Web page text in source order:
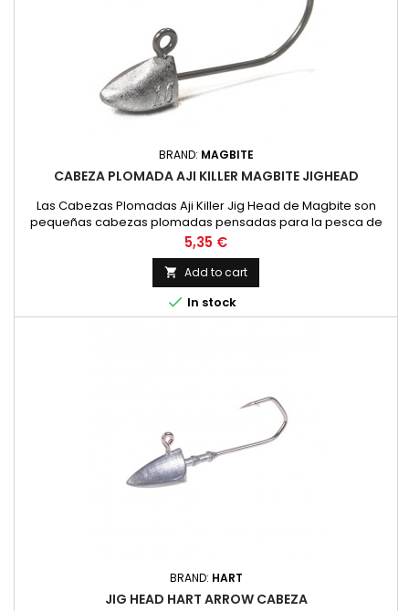
BRAND: MAGBITE
CABEZA PLOMADA AJI KILLER MAGBITE JIGHEAD
Las Cabezas Plomadas Aji Killer Jig Head de Magbite son
pequeñas cabezas plomadas pensadas para la pesca de
jureles, con pequeños y ligeros vinilos. Magbite monta las
cabezas Plomadas Aji Killer Jig Head con anzuelo Decoy,
extra fino, ultra resistente y con una clavada letal.5 Unidades
por paquete
Price
5,35 €
 Add to cart
 In stock
BRAND: HART
JIG HEAD HART ARROW CABEZA